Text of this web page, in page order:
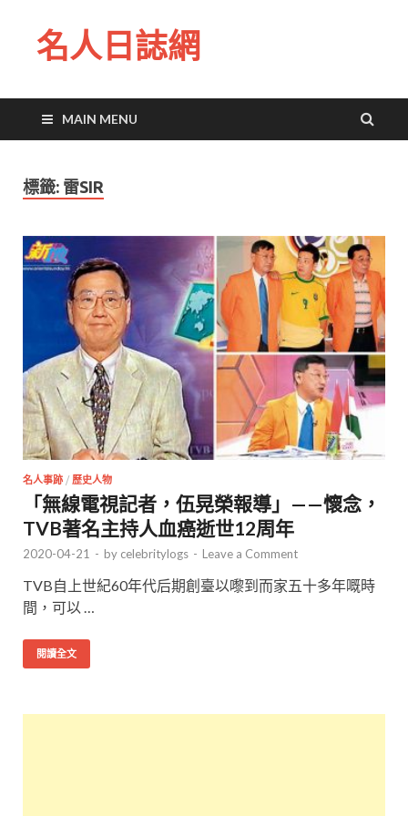
名人日誌網
MAIN MENU
標籤: 雷SIR
名人事跡 / 歷史人物
「無線電視記者，伍晃榮報導」——懷念，
TVB著名主持人血癌逝世12周年
2020-04-21 - by celebritylogs - Leave a Comment
TVB自上世紀60年代后期創臺以嚟到而家五十多年嘅時
間，可以 …
閱讀全文